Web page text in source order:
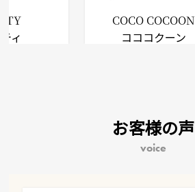
ィ
COCO COCOON
コココクーン
お客様の声
voice